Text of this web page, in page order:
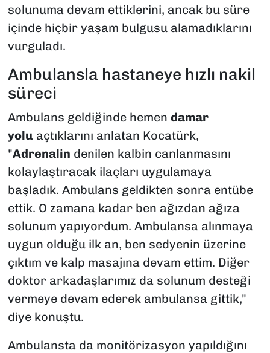
solunuma devam ettiklerini, ancak bu süre
içinde hiçbir yaşam bulgusu alamadıklarını
vurguladı.
Ambulansla hastaneye hızlı nakil
süreci
Ambulans geldiğinde hemen damar
yolu açtıklarını anlatan Kocatürk,
"Adrenalin denilen kalbin canlanmasını
kolaylaştıracak ilaçları uygulamaya
başladık. Ambulans geldikten sonra entübe
ettik. O zamana kadar ben ağızdan ağıza
solunum yapıyordum. Ambulansa alınmaya
uygun olduğu ilk an, ben sedyenin üzerine
çıktım ve kalp masajına devam ettim. Diğer
doktor arkadaşlarımız da solunum desteği
vermeye devam ederek ambulansa gittik,"
diye konuştu.
Ambulansta da monitörizasyon yapıldığını